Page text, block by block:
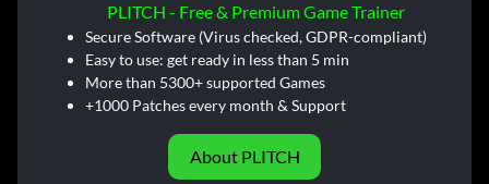
PLITCH - Free & Premium Game Trainer
Secure Software (Virus checked, GDPR-compliant)
Easy to use: get ready in less than 5 min
More than 5300+ supported Games
+1000 Patches every month & Support
About PLITCH